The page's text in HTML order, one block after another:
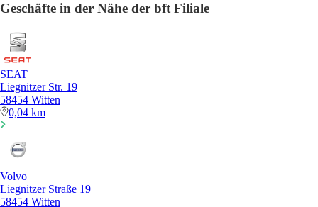
Geschäfte in der Nähe der bft Filiale
SEAT
Liegnitzer Str. 19
58454 Witten
0,04 km
Volvo
Liegnitzer Straße 19
58454 Witten